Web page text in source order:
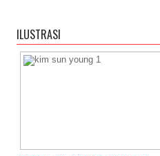
ILUSTRASI